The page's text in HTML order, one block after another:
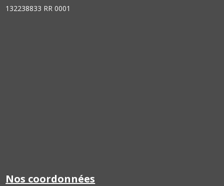
132238833 RR 0001
Nos coordonnées